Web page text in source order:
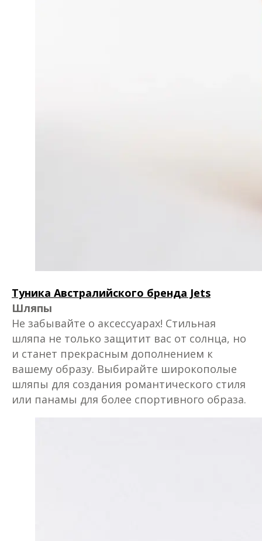
Туника Австралийского бренда Jets
Шляпы
Не забывайте о аксессуарах! Стильная
шляпа не только защитит вас от солнца, но
и станет прекрасным дополнением к
вашему образу. Выбирайте широкополые
шляпы для создания романтического стиля
или панамы для более спортивного образа.